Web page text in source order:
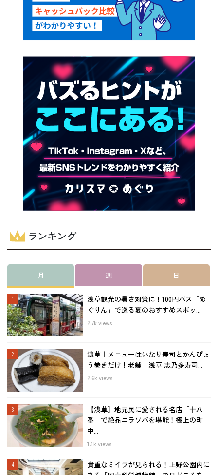
ランキング
月 週 日
浅草観光の暑さ対策に！100円バス「め
ぐりん」で巡る夏のおすすめスポッ...
2.7k views
浅草｜メニューはいなり寿司とかんぴょ
う巻きだけ！老舗「浅草 志乃多寿司...
2.6k views
【浅草】地元民に愛される名店「十八
番」で絶品ニラソバを堪能！極上の町
中...
1.1k views
貴重なミイラが見られる！上野公園内に